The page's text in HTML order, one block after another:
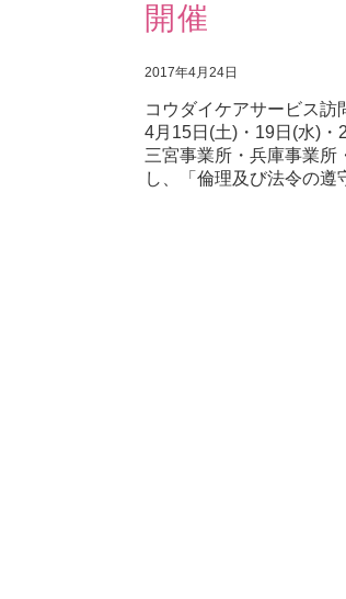
開催
2017年4月24日
コウダイケアサービス訪
4月15日(土)・19日(水)・
三宮事業所・兵庫事業所
し、「倫理及び法令の遵